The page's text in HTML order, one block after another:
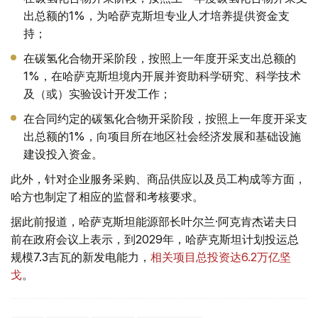
出总额的1%，为哈萨克斯坦专业人才培养提供资金支
持；
在碳氢化合物开采阶段，按照上一年度开采支出总额的
1%，在哈萨克斯坦境内开展并资助科学研究、科学技术
及（或）实验设计开发工作；
在合同约定的碳氢化合物开采阶段，按照上一年度开采支
出总额的1%，向项目所在地区社会经济发展和基础设施
建设投入资金。
此外，针对企业服务采购、商品供应以及员工构成等方面，
哈方也制定了相应的监督和考核要求。
据此前报道，哈萨克斯坦能源部长叶尔兰·阿克肯杰诺夫日
前在政府会议上表示，到2029年，哈萨克斯坦计划投运总
规模7.3吉瓦的新发电能力， 相关项目总投资达6.2万亿坚
戈。